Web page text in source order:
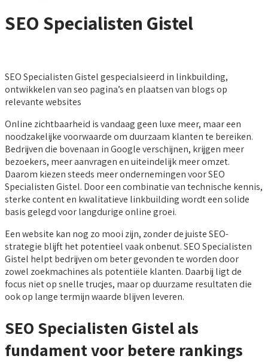
SEO Specialisten Gistel
SEO Specialisten Gistel gespecialsieerd in linkbuilding,
ontwikkelen van seo pagina’s en plaatsen van blogs op
relevante websites
Online zichtbaarheid is vandaag geen luxe meer, maar een
noodzakelijke voorwaarde om duurzaam klanten te bereiken.
Bedrijven die bovenaan in Google verschijnen, krijgen meer
bezoekers, meer aanvragen en uiteindelijk meer omzet.
Daarom kiezen steeds meer ondernemingen voor SEO
Specialisten Gistel. Door een combinatie van technische kennis,
sterke content en kwalitatieve linkbuilding wordt een solide
basis gelegd voor langdurige online groei.
Een website kan nog zo mooi zijn, zonder de juiste SEO-
strategie blijft het potentieel vaak onbenut. SEO Specialisten
Gistel helpt bedrijven om beter gevonden te worden door
zowel zoekmachines als potentiële klanten. Daarbij ligt de
focus niet op snelle trucjes, maar op duurzame resultaten die
ook op lange termijn waarde blijven leveren.
SEO Specialisten Gistel als
fundament voor betere rankings